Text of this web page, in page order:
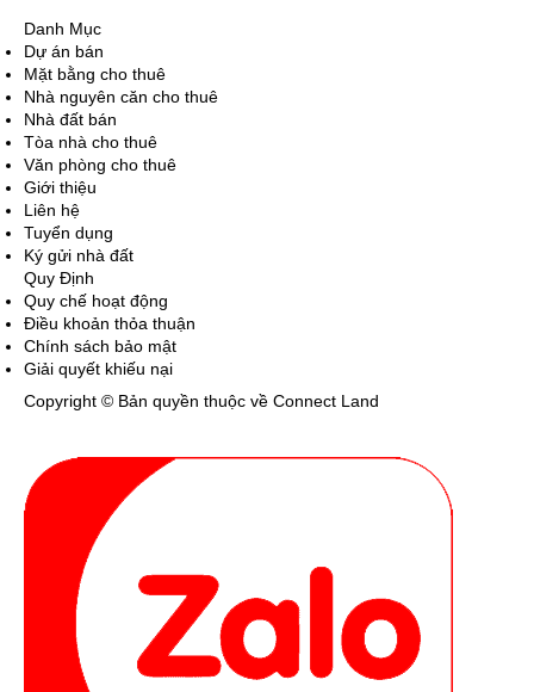
Danh Mục
Dự án bán
Mặt bằng cho thuê
Nhà nguyên căn cho thuê
Nhà đất bán
Tòa nhà cho thuê
Văn phòng cho thuê
Giới thiệu
Liên hệ
Tuyển dụng
Ký gửi nhà đất
Quy Định
Quy chế hoạt động
Điều khoản thỏa thuận
Chính sách bảo mật
Giải quyết khiếu nại
Copyright © Bản quyền thuộc về Connect Land